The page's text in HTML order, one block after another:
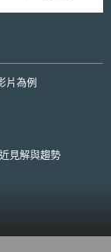
-政府」合作，提供
強化其智財能量。最
世代的領導能力，
綜合計畫中，先著
望在電子/通訊、化
並能在法律市場開
任部分，韓國推
、印度（10.5億
與我國相近的南
名（5500萬噸，占
以二氧化碳為最大
二年通過「聯合國
準。在全球持續增
排放減量政策。
片為例
見解與趨勢